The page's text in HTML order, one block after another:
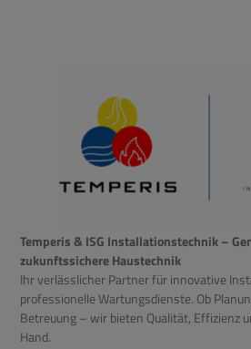
Temperis & ISG Installationstechnik –
zukunftssichere Haustechnik
Ihr verlässlicher Partner für innovative
professionelle Wartungsdienste. Ob
Betreuung – wir bieten Qualität, Effizienz
Hand.